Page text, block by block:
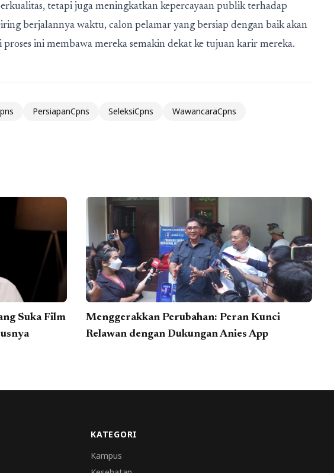
tetapi juga meningkatkan kepercayaan publik terhadap
berjalannya waktu, calon pelamar yang bersiap dengan baik akan
ini membawa mereka semakin dekat ke tujuan karir mereka.
PersiapanCpns SeleksiCpns WawancaraCpns
Suka Film
Menggerakkan Perubahan: Peran Kunci
Relawan dengan Dukungan Anies App
KATEGORI
Kampus